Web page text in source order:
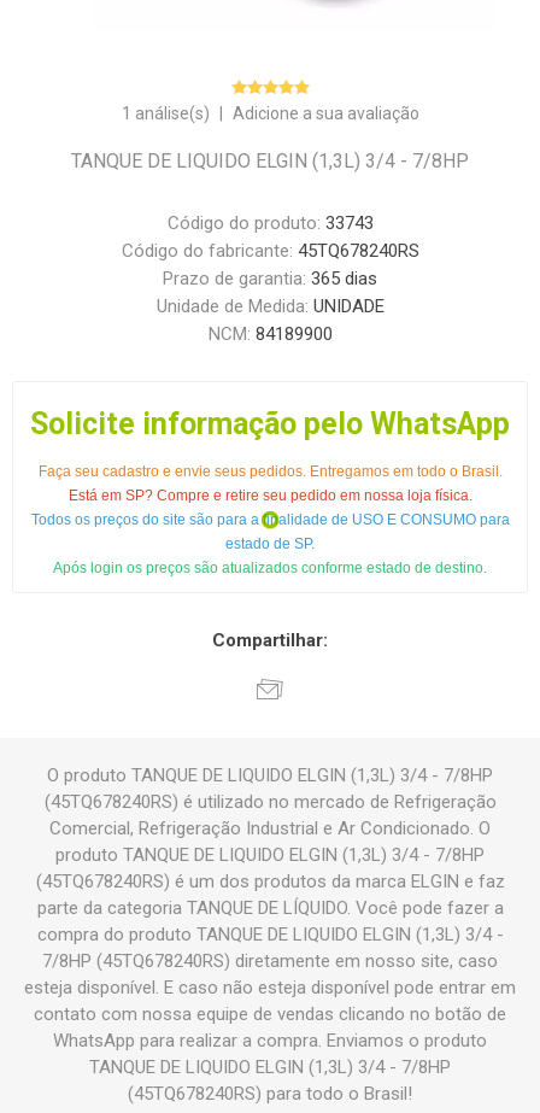
1 análise(s) Adicione a sua avaliação
TANQUE DE LIQUIDO ELGIN (1,3L) 3/4 - 7/8HP
Código do produto: 33743
Código do fabricante: 45TQ678240RS
Prazo de garantia: 365 dias
Unidade de Medida: UNIDADE
NCM: 84189900
Solicite informação pelo WhatsApp
Faça seu cadastro e envie seus pedidos. Entregamos em todo o Brasil.
Está em SP? Compre e retire seu pedido em nossa loja física.
Todos os preços do site são para a finalidade de USO E CONSUMO para
estado de SP.
Após login os preços são atualizados conforme estado de destino.
Compartilhar:
O produto TANQUE DE LIQUIDO ELGIN (1,3L) 3/4 - 7/8HP
(45TQ678240RS) é utilizado no mercado de Refrigeração
Comercial, Refrigeração Industrial e Ar Condicionado. O
produto TANQUE DE LIQUIDO ELGIN (1,3L) 3/4 - 7/8HP
(45TQ678240RS) é um dos produtos da marca ELGIN e faz
parte da categoria TANQUE DE LÍQUIDO. Você pode fazer a
compra do produto TANQUE DE LIQUIDO ELGIN (1,3L) 3/4 -
7/8HP (45TQ678240RS) diretamente em nosso site, caso
esteja disponível. E caso não esteja disponível pode entrar em
contato com nossa equipe de vendas clicando no botão de
WhatsApp para realizar a compra. Enviamos o produto
TANQUE DE LIQUIDO ELGIN (1,3L) 3/4 - 7/8HP
(45TQ678240RS) para todo o Brasil!